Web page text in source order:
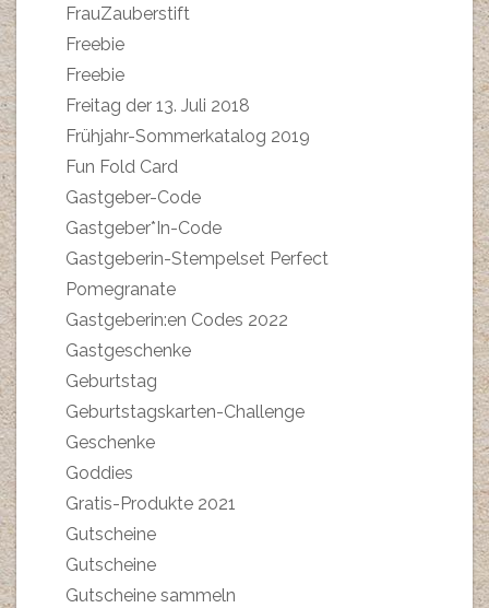
FrauZauberstift
Freebie
Freebie
Freitag der 13. Juli 2018
Frühjahr-Sommerkatalog 2019
Fun Fold Card
Gastgeber-Code
Gastgeber*In-Code
Gastgeberin-Stempelset Perfect
Pomegranate
Gastgeberin:en Codes 2022
Gastgeschenke
Geburtstag
Geburtstagskarten-Challenge
Geschenke
Goddies
Gratis-Produkte 2021
Gutscheine
Gutscheine
Gutscheine sammeln